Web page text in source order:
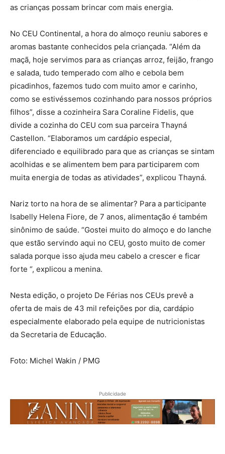
as crianças possam brincar com mais energia.
No CEU Continental, a hora do almoço reuniu sabores e
aromas bastante conhecidos pela criançada. “Além da
maçã, hoje servimos para as crianças arroz, feijão, frango
e salada, tudo temperado com alho e cebola bem
picadinhos, fazemos tudo com muito amor e carinho,
como se estivéssemos cozinhando para nossos próprios
filhos”, disse a cozinheira Sara Coraline Fidelis, que
divide a cozinha do CEU com sua parceira Thayná
Castellon. “Elaboramos um cardápio especial,
diferenciado e equilibrado para que as crianças se sintam
acolhidas e se alimentem bem para participarem com
muita energia de todas as atividades”, explicou Thayná.
Nariz torto na hora de se alimentar? Para a participante
Isabelly Helena Fiore, de 7 anos, alimentação é também
sinônimo de saúde. “Gostei muito do almoço e do lanche
que estão servindo aqui no CEU, gosto muito de comer
salada porque isso ajuda meu cabelo a crescer e ficar
forte “, explicou a menina.
Nesta edição, o projeto De Férias nos CEUs prevê a
oferta de mais de 43 mil refeições por dia, cardápio
especialmente elaborado pela equipe de nutricionistas
da Secretaria de Educação.
Foto: Michel Wakin / PMG
Publicidade